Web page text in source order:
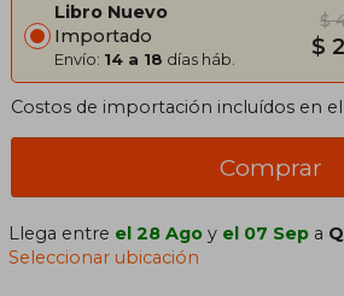
Libro Nuevo
Importado
Envío: 14 a 18 días háb.
$
$
Costos de importación incluídos en
Comprar
Llega entre el 28 Ago y el 07 Sep a
Seleccionar ubicación